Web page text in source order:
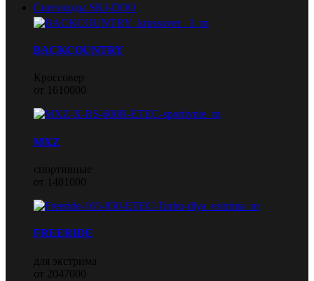
Снегоходы SKI-DOO
BACKCOUNTRY
Кроссовер
от 1610000
MXZ
спортивные
от 1481000
FREERIDE
для экстрима
от 2047000